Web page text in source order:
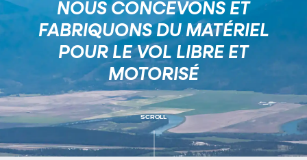
NOUS CONCEVONS ET
FABRIQUONS DU MATÉRIEL
POUR LE VOL LIBRE ET
MOTORISÉ
SCROLL